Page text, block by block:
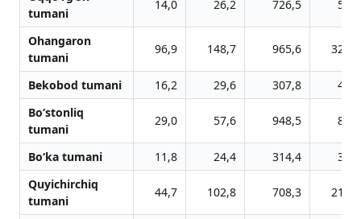
tumani
14,0 26,2 726,5 53,3
Ohangaron
tumani
96,9 148,7 965,6 327,8
Bekobod tumani 16,2 29,6 307,8
49,9
Bo‘stonliq
tumani
29,0 57,6 948,5 84,8
Bo‘ka tumani 11,8 24,4 314,4
37,0
Quyichirchiq
tumani
44,7 102,8 708,3 218,3